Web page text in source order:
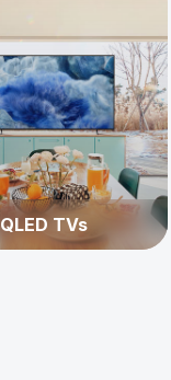
QLED TVs